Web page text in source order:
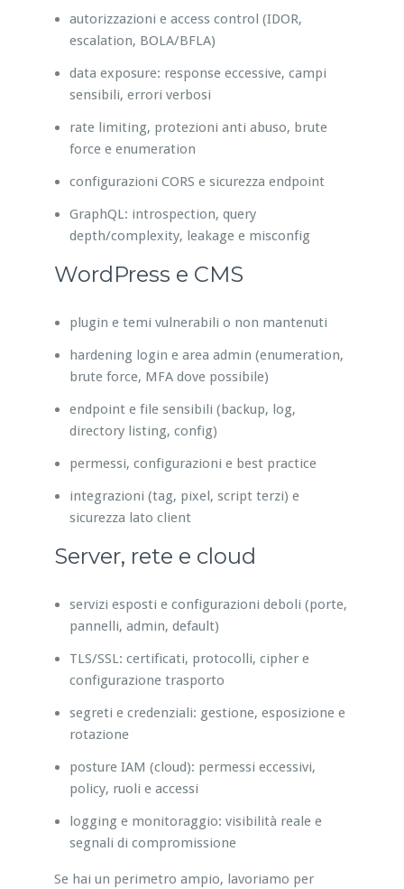
autorizzazioni e access control (IDOR,
escalation, BOLA/BFLA)
data exposure: response eccessive, campi
sensibili, errori verbosi
rate limiting, protezioni anti abuso, brute
force e enumeration
configurazioni CORS e sicurezza endpoint
GraphQL: introspection, query
depth/complexity, leakage e misconfig
WordPress e CMS
plugin e temi vulnerabili o non mantenuti
hardening login e area admin (enumeration,
brute force, MFA dove possibile)
endpoint e file sensibili (backup, log,
directory listing, config)
permessi, configurazioni e best practice
integrazioni (tag, pixel, script terzi) e
sicurezza lato client
Server, rete e cloud
servizi esposti e configurazioni deboli (porte,
pannelli, admin, default)
TLS/SSL: certificati, protocolli, cipher e
configurazione trasporto
segreti e credenziali: gestione, esposizione e
rotazione
posture IAM (cloud): permessi eccessivi,
policy, ruoli e accessi
logging e monitoraggio: visibilità reale e
segnali di compromissione
Se hai un perimetro ampio, lavoriamo per